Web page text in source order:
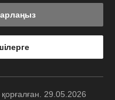
29.05.2026